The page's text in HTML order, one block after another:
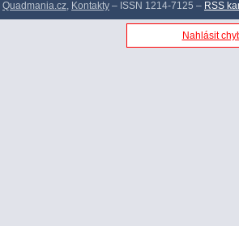
Quadmania.cz, Kontakty – ISSN 1214-7125 – RSS
Nahlásit